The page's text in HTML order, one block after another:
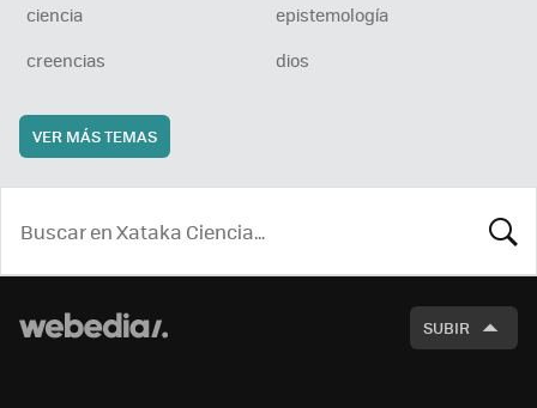
ciencia
epistemología
creencias
dios
VER MÁS TEMAS
SUBIR